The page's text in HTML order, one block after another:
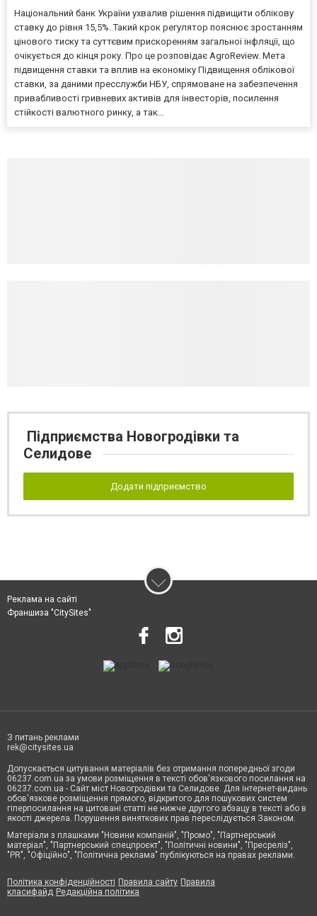
Національний банк України ухвалив рішення підвищити облікову
ставку до рівня 15,5%. Такий крок регулятор пояснює зростанням
цінового тиску та суттєвим прискоренням загальної інфляції, що
очікується до кінця року. Про це розповідає AgroReview. Мета
підвищення ставки та вплив на економіку Підвищення облікової
ставки, за даними пресслужби НБУ, спрямоване на забезпечення
привабливості гривневих активів для інвесторів, посилення
стійкості валютного ринку, а так...
Підприємства Новогродівки та
Селидове
Додати підприємство
Реклама на сайті
Франшиза "CitySites"
З питань реклами
rek@citysites.ua
Допускається цитування матеріалів без отримання попередньої згоди
06237.com.ua за умови розміщення в тексті обов'язкового посилання на
06237.com.ua - Сайт міст Новогродівки та Селидове. Для інтернет-видань
обов'язкове розміщення прямого, відкритого для пошукових систем
гіперпосилання на цитовані статті не нижче другого абзацу в тексті або в
якості джерела. Порушення виняткових прав переслідується Законом.
Матеріали з плашками "Новини компаній", "Промо", "Партнерський
матеріал", "Партнерський спецпроєкт", "Політичні новини", "Пресреліз",
"PR", "Офіційно", "Політична реклама" публікуються на правах реклами.
Політика конфіденційності Правила сайту Правила
класифайд Редакційна політика